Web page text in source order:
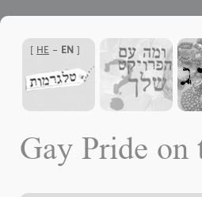
[
HE - EN
]
Gay Pride on